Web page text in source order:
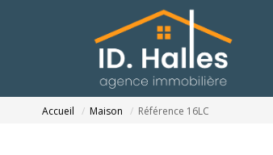
Accueil Maison Référence 16LC